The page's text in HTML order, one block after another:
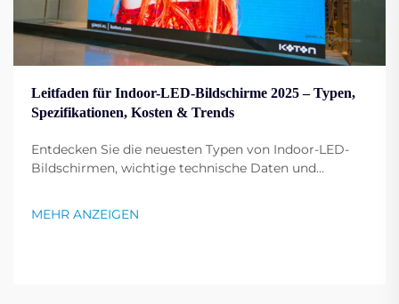
Leitfaden für Indoor-LED-Bildschirme 2025 – Typen,
Spezifikationen, Kosten & Trends
Entdecken Sie die neuesten Typen von Indoor-LED-
Bildschirmen, wichtige technische Daten und
Bildschirmleistung verbessern. Lesen Sie jetzt mehr.
MEHR ANZEIGEN